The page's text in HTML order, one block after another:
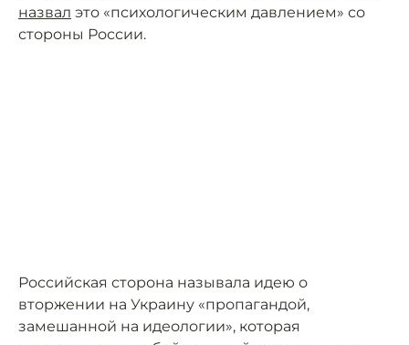
назвал это «психологическим давлением» со
стороны России.
Российская сторона называла идею о
вторжении на Украину «пропагандой,
замешанной на идеологии», которая